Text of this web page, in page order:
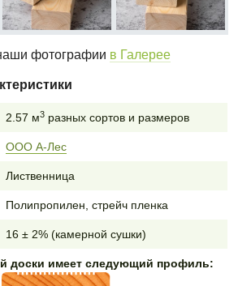
фотографии в Галерее
2.57 м3разных сортов и размеров
ООО А-Лес
Лиственница
Полипропилен, стрейч пленка
16 ± 2% (камерной сушки)
доски имеет следующий профиль: